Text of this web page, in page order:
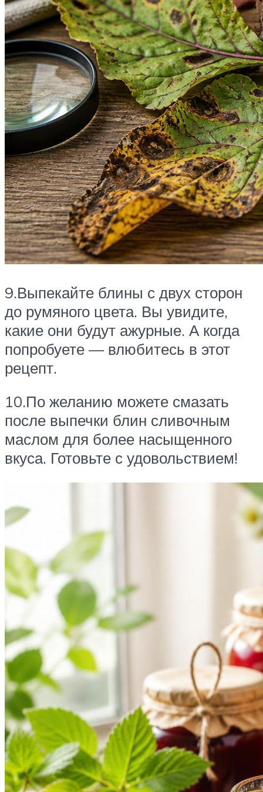
9.Выпекайте блины с двух сторон
до румяного цвета. Вы увидите,
какие они будут ажурные. А когда
попробуете — влюбитесь в этот
рецепт.
10.По желанию можете смазать
после выпечки блин сливочным
маслом для более насыщенного
вкуса. Готовьте с удовольствием!